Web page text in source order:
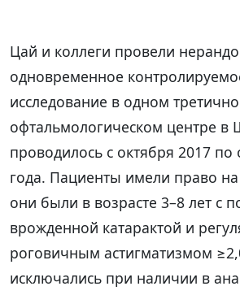
Цай и коллеги провели
одновременное
исследование в одном
офтальмологическом центре в
проводилось с октября 2017 по
года. Пациенты имели право на
они были в возрасте 3–8 лет с
врожденной катарактой и
роговичным астигматизмом
исключались при наличии в